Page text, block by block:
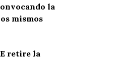
la
mismos
retire la